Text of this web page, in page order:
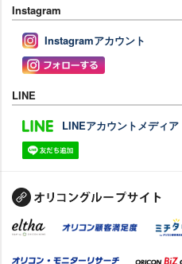
Instagram
Instagramアカウント
LINE
LINEアカウントメディア